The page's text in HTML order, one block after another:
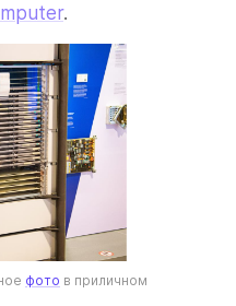
.
фото в приличном